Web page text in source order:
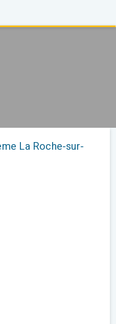
La Roche-sur-